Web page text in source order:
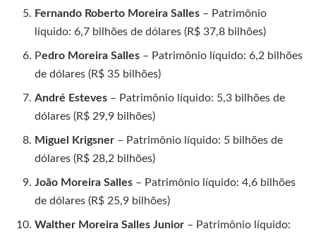
Fernando Roberto Moreira Salles – Patrimônio
líquido: 6,7 bilhões de dólares (R$ 37,8 bilhões)
Pedro Moreira Salles – Patrimônio líquido: 6,2 bilhões
de dólares (R$ 35 bilhões)
André Esteves – Patrimônio líquido: 5,3 bilhões de
dólares (R$ 29,9 bilhões)
Miguel Krigsner – Patrimônio líquido: 5 bilhões de
dólares (R$ 28,2 bilhões)
João Moreira Salles – Patrimônio líquido: 4,6 bilhões
de dólares (R$ 25,9 bilhões)
Walther Moreira Salles Junior – Patrimônio líquido: